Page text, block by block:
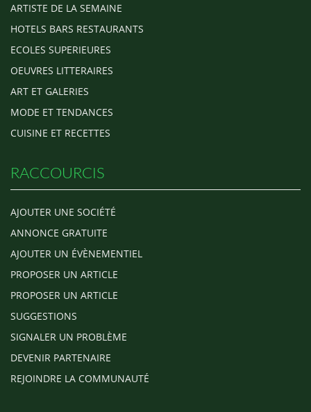
ARTISTE DE LA SEMAINE
HOTELS BARS RESTAURANTS
ECOLES SUPERIEURES
OEUVRES LITTERAIRES
ART ET GALERIES
MODE ET TENDANCES
CUISINE ET RECETTES
RACCOURCIS
AJOUTER UNE SOCIÉTÉ
ANNONCE GRATUITE
AJOUTER UN ÉVÈNEMENTIEL
PROPOSER UN ARTICLE
PROPOSER UN ARTICLE
SUGGESTIONS
SIGNALER UN PROBLÈME
DEVENIR PARTENAIRE
REJOINDRE LA COMMUNAUTÉ